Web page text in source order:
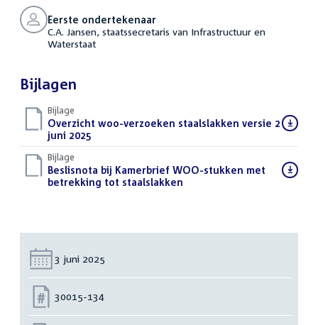
Eerste ondertekenaar
C.A. Jansen, staatssecretaris van Infrastructuur en
Waterstaat
Bijlagen
Bijlage
Download
bestand:
Overzicht woo-verzoeken staalslakken versie 2
juni 2025
Bijlage
Download
bestand:
Beslisnota bij Kamerbrief WOO-stukken met
betrekking tot staalslakken
Datum:
3 juni 2025
Nummer:
30015-134